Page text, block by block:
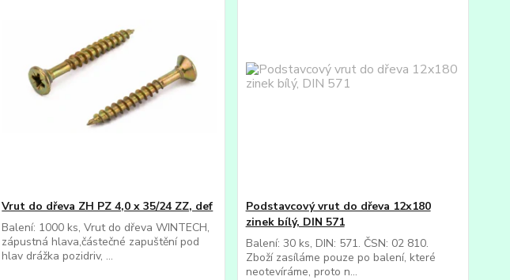
Vrut do dřeva ZH PZ 4,0 x 35/24 ZZ, def
Balení: 1000 ks, Vrut do dřeva WINTECH,
zápustná hlava,částečné zapuštění pod
hlav drážka pozidriv, ...
Podstavcový vrut do dřeva 12x180
zinek bílý, DIN 571
Balení: 30 ks, DIN: 571. ČSN: 02 810.
Zboží zasíláme pouze po balení, které
neotevíráme, proto n...